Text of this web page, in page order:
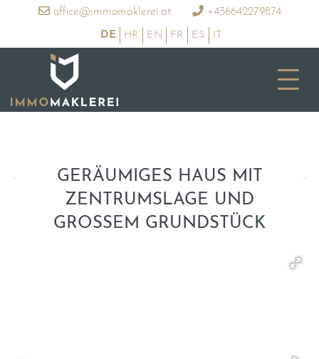
office@immomaklerei.at +436642279874
DE HR EN FR ES IT
GERÄUMIGES HAUS MIT
ZENTRUMSLAGE UND
GROSSEM GRUNDSTÜCK